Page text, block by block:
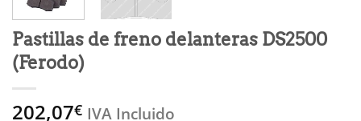
Pastillas de freno delanteras DS2500
(Ferodo)
202,07€ IVA Incluido